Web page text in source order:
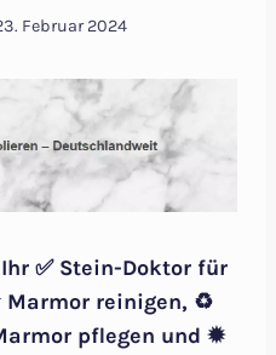
Februar 2024
✅ Stein-Doktor für
reinigen, ♻
pflegen und ✹